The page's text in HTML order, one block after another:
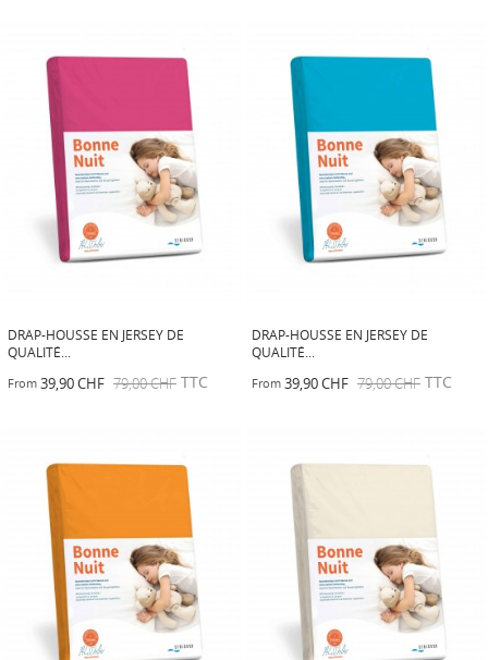
DRAP-HOUSSE EN JERSEY DE
QUALITÉ...
From 39,90 CHF 79,00 CHF TTC
DRAP-HOUSSE EN JERSEY DE
QUALITÉ...
From 39,90 CHF 79,00 CHF TTC